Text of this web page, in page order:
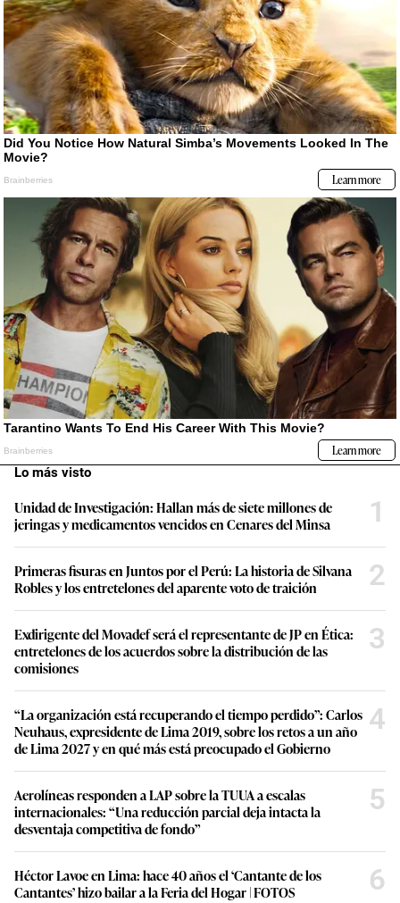
Lo más visto
Unidad de Investigación: Hallan más de siete millones de
jeringas y medicamentos vencidos en Cenares del Minsa
1
Primeras fisuras en Juntos por el Perú: La historia de Silvana
Robles y los entretelones del aparente voto de traición
2
Exdirigente del Movadef será el representante de JP en Ética:
entretelones de los acuerdos sobre la distribución de las
comisiones
3
“La organización está recuperando el tiempo perdido”: Carlos
Neuhaus, expresidente de Lima 2019, sobre los retos a un año
de Lima 2027 y en qué más está preocupado el Gobierno
4
Aerolíneas responden a LAP sobre la TUUA a escalas
internacionales: “Una reducción parcial deja intacta la
desventaja competitiva de fondo”
5
Héctor Lavoe en Lima: hace 40 años el ‘Cantante de los
Cantantes’ hizo bailar a la Feria del Hogar | FOTOS
6